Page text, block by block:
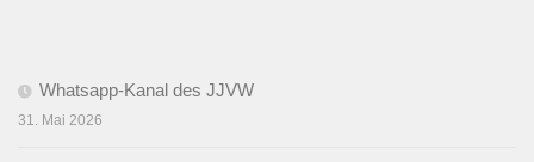
Whatsapp-Kanal des JJVW
31. Mai 2026